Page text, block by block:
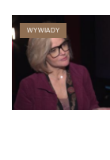
WYWIADY